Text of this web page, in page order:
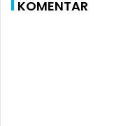
KOMENTAR